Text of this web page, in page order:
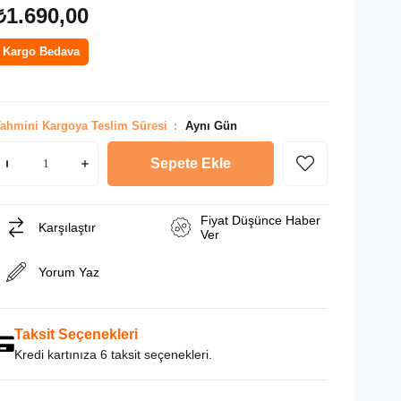
Kargo Bedava
Kargoya Teslim Süresi : Aynı Gün
Karşılaştır
Fiyat Düşünce Haber
Ver
Yorum Yaz
Taksit Seçenekleri
Kredi kartınıza 6 taksit seçenekleri.